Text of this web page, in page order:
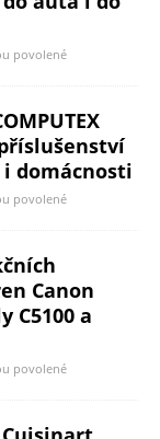
povolené
domácnosti
povolené
Canon
C5100 a
povolené